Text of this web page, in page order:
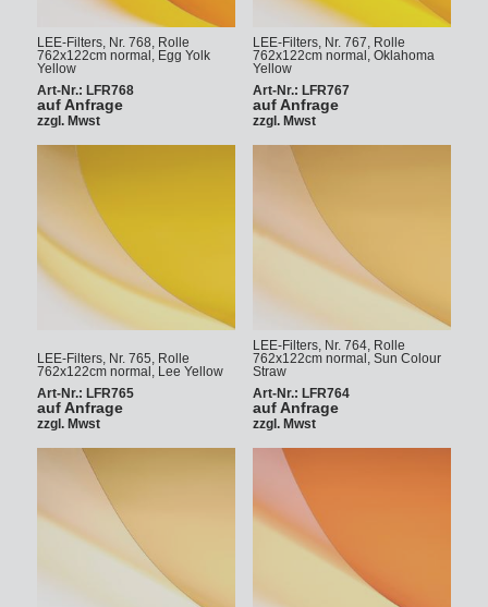
LEE-Filters, Nr. 768, Rolle
762x122cm normal, Egg Yolk
Yellow
Art-Nr.: LFR768
auf Anfrage
zzgl. Mwst
LEE-Filters, Nr. 767, Rolle
762x122cm normal, Oklahoma
Yellow
Art-Nr.: LFR767
auf Anfrage
zzgl. Mwst
LEE-Filters, Nr. 765, Rolle
762x122cm normal, Lee Yellow
Art-Nr.: LFR765
auf Anfrage
zzgl. Mwst
LEE-Filters, Nr. 764, Rolle
762x122cm normal, Sun Colour
Straw
Art-Nr.: LFR764
auf Anfrage
zzgl. Mwst